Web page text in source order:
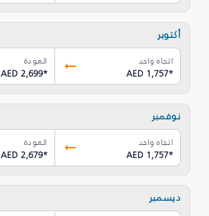
أكتوبر
اتجاه واحد
AED 1,757*
العودة
AED 2,699*
نوفمبر
اتجاه واحد
AED 1,757*
العودة
AED 2,679*
ديسمبر